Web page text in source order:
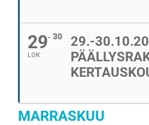
29
LOK
30
29.-
MARRASKUU